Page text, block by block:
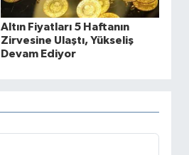
Altın Fiyatları 5 Haftanın
Zirvesine Ulaştı, Yükseliş
Devam Ediyor